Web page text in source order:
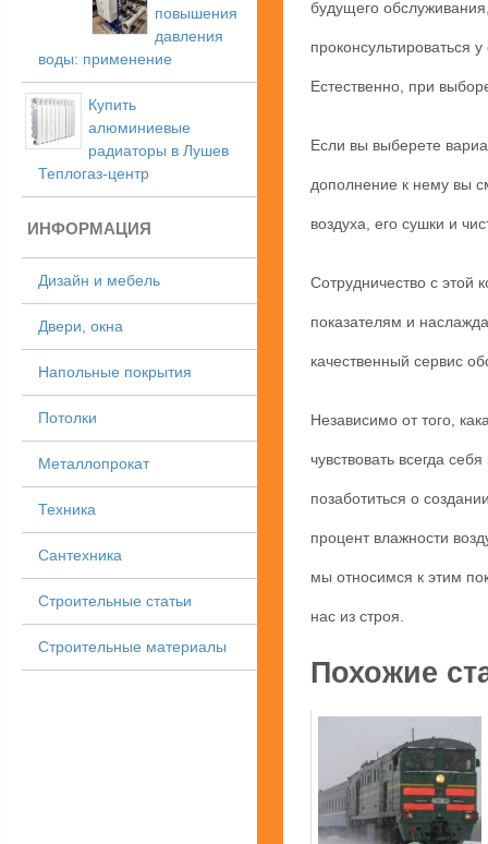
повышения
давления
воды: применение
Купить
алюминиевые
радиаторы в Лушев
Теплогаз-центр
ИНФОРМАЦИЯ
Дизайн и мебель
Двери, окна
Напольные покрытия
Потолки
Металлопрокат
Техника
Сантехника
Строительные статьи
Строительные материалы
будущего
проконсультироваться
Естественно, при
Если вы выберете
дополнение к нему вы
воздуха, его сушки и
Сотрудничество с этой
показателям и
качественный сервис
Независимо от того,
чувствовать всегда
позаботиться о
процент влажности
мы относимся к этим
нас из строя.
Похожие